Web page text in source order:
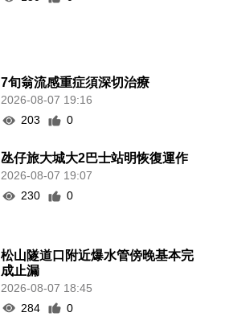
7旬翁流感重症須深切治療
2026-08-07 19:16
203
0
氹仔旅大城大2巴士站明恢復運作
2026-08-07 19:07
230
0
松山隧道口附近爆水管傍晚基本完
成止漏
2026-08-07 18:45
284
0